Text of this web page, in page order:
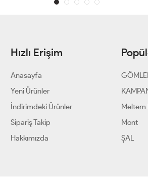
Hızlı Erişim
Anasayfa
Yeni Ürünler
İndirimdeki Ürünler
Sipariş Takip
Hakkımızda
Meltem
Mont
ŞAL